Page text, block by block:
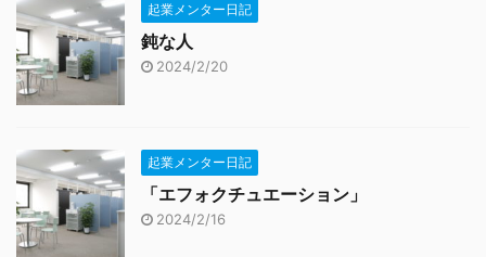
起業メンター日記
鈍な人
2024/2/20
起業メンター日記
「エフォクチュエーション」
2024/2/16